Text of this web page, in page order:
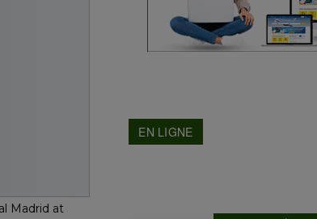
Madrid at
EN LIGNE